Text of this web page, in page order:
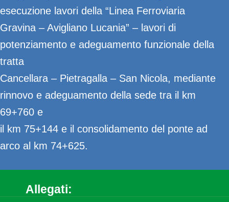
esecuzione lavori della “Linea Ferroviaria
Gravina – Avigliano Lucania” – lavori di
potenziamento e adeguamento funzionale della
tratta
Cancellara – Pietragalla – San Nicola, mediante
rinnovo e adeguamento della sede tra il km
69+760 e
il km 75+144 e il consolidamento del ponte ad
arco al km 74+625.
Allegati: